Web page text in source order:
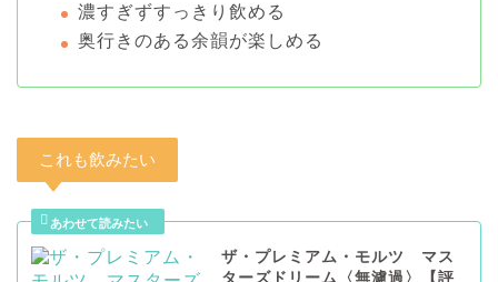
濃すぎずすっきり飲める
奥行きのある余韻が楽しめる
これも飲みたい
ザ・プレミアム・モルツ マス
ターズドリーム〈無濾過〉【評